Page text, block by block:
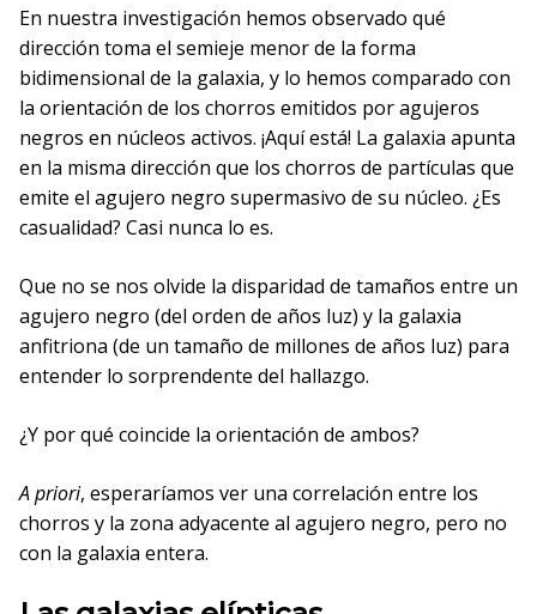
En nuestra investigación hemos observado qué
dirección toma el semieje menor de la forma
bidimensional de la galaxia, y lo hemos comparado con
la orientación de los chorros emitidos por agujeros
negros en núcleos activos. ¡Aquí está! La galaxia apunta
en la misma dirección que los chorros de partículas que
emite el agujero negro supermasivo de su núcleo. ¿Es
casualidad? Casi nunca lo es.
Que no se nos olvide la disparidad de tamaños entre un
agujero negro (del orden de años luz) y la galaxia
anfitriona (de un tamaño de millones de años luz) para
entender lo sorprendente del hallazgo.
¿Y por qué coincide la orientación de ambos?
A priori, esperaríamos ver una correlación entre los
chorros y la zona adyacente al agujero negro, pero no
con la galaxia entera.